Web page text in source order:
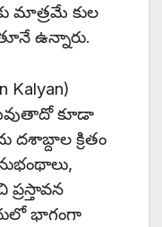
మాత్రమే కుల
ఉన్నారు.
Kalyan)
కూడా
క్రితం
భాగంగా